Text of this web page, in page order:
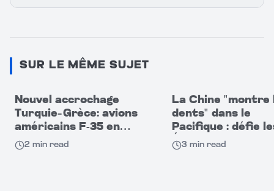
SUR LE MÊME SUJET
Nouvel accrochage
Turquie–Grèce: avions
américains F-35 en
cause
2 min read
La Chine "montre
dents" dans le
Pacifique : défie
États-Unis par
capacités
3 min read